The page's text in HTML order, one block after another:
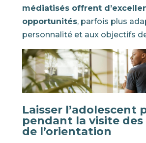
médiatisés offrent
opportunités, parfois plus
personnalité et aux objectifs
Laisser l’adolescent
pendant la visite des
de l’orientation